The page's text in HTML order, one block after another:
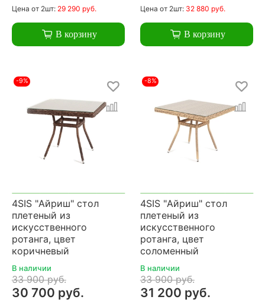
Цена от 2шт: 29 290 руб.
В корзину
Цена от 2шт: 32 880 руб.
В корзину
-9%
4SIS "Айриш" стол
плетеный из
искусственного
ротанга, цвет
коричневый
В наличии
33 900 руб.
30 700 руб.
-8%
4SIS "Айриш" стол
плетеный из
искусственного
ротанга, цвет
соломенный
В наличии
33 900 руб.
31 200 руб.